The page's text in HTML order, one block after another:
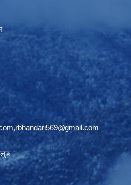
,rbhandari569@gmail.com